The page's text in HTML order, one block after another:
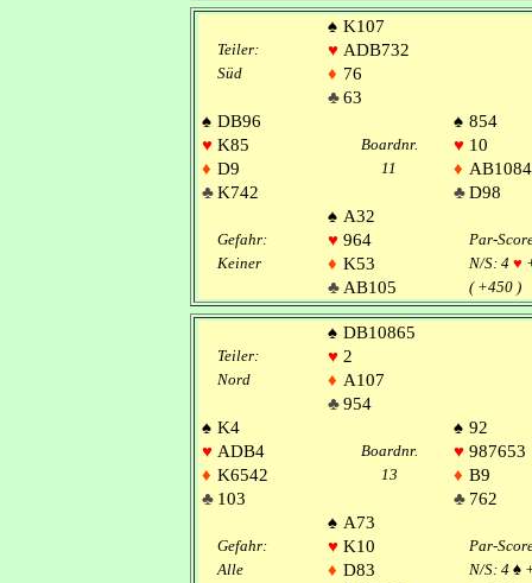
♠ K107
Teiler: ♥ ADB732
Süd ♦ 76
♣63
♠ DB96 ♠ 854
♥ K85 Boardnr. ♥ 10
♦ D9 11 ♦
♣K742 ♣D98
♠ A32
Gefahr: ♥ 964
Par-
Keiner
♦ K53 N/S: 4 ♥
♣ AB105 ( +450 )
♠ DB10865
Teiler: ♥ 2
Nord ♦ A107
♣954
♠ K4 ♠ 92
♥ ADB4 Boardnr. ♥ 987653
♦ K6542 13 ♦ B9
♣ 103 ♣ 762
♠ A73
Gefahr: ♥ K10
Par-
Alle
♦ D83 N/S: 4 ♠